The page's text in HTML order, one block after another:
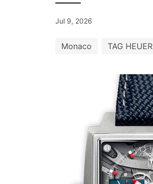
Jul 9, 2026
Monaco TAG HEUER